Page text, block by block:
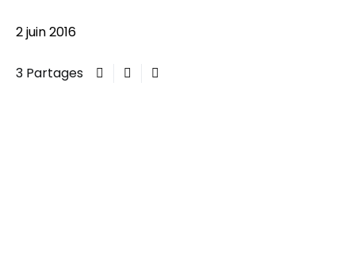
2 juin 2016
3 Partages